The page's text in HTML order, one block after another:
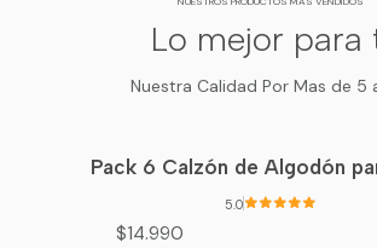
Lo mejor para
Nuestra Calidad Por Mas de 5
Pack 6 Calzón de Algodón
5.0
$14.990